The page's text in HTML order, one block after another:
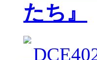
たち』